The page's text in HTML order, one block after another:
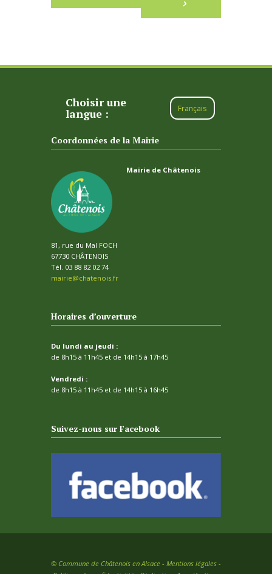
Choisir une
langue :
Français
Coordonnées de la Mairie
Mairie de Châtenois
81, rue du Mal FOCH
67730 CHÂTENOIS
Tél. 03 88 82 02 74
mairie@chatenois.fr
Horaires d’ouverture
Du lundi au jeudi :
de 8h15 à 11h45 et de 14h15 à 17h45
Vendredi :
de 8h15 à 11h45 et de 14h15 à 16h45
Suivez-nous sur Facebook
© Commune de Châtenois en Alsace - Mentions légales -